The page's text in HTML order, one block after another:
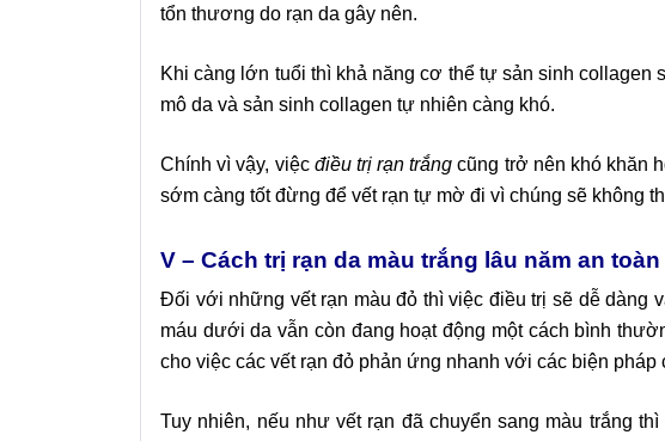
tổn thương do rạn da gây nên.
Khi càng lớn tuổi thì khả năng cơ thể tự sản sinh collagen
mô da và sản sinh collagen tự nhiên càng khó.
Chính vì vậy, việc điều trị rạn trắng cũng trở nên khó khăn
sớm càng tốt đừng để vết rạn tự mờ đi vì chúng sẽ không
V – Cách trị rạn da màu trắng lâu năm an
Đối với những vết rạn màu đỏ thì việc điều trị sẽ dễ dàng
máu dưới da vẫn còn đang hoạt động một cách bình
cho việc các vết rạn đỏ phản ứng nhanh với các biện pháp
Tuy nhiên, nếu như vết rạn đã chuyển sang màu trắng